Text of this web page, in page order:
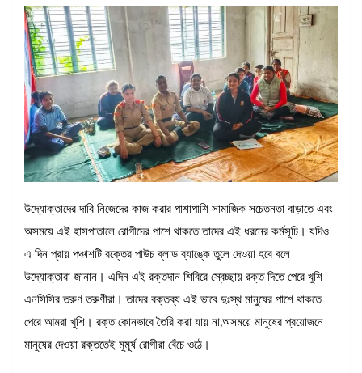
উদ্যোক্তাদের দাবি নিজেদের কাজ করার পাশাপাশি সামাজিক সচেতনতা বাড়াতে এবং
অসময়ে এই হাসপাতালে রোগীদের পাশে থাকতে তাদের এই ধরনের কর্মসূচি। যদিও
এ দিন প্রায় পঞ্চাশটি রক্তের পাউচ ব্লাড ব্যাঙ্কে তুলে দেওয়া হবে বলে
উদ্যোক্তারা জানান। এদিন এই রক্তদান শিবিরে স্বেচ্ছায় রক্ত দিতে পেরে খুশি
এনসিসির তরুণ তরুণীরা। তাদের বক্তব্য এই ভাবে দুঃস্থ মানুষের পাশে থাকতে
পেরে আমরা খুশি। রক্ত কোনভাবে তৈরি করা যায় না,অসময়ে মানুষের প্রয়োজনে
মানুষের দেওয়া রক্ততেই মুমূর্ষ রোগীরা বেঁচে ওঠে।